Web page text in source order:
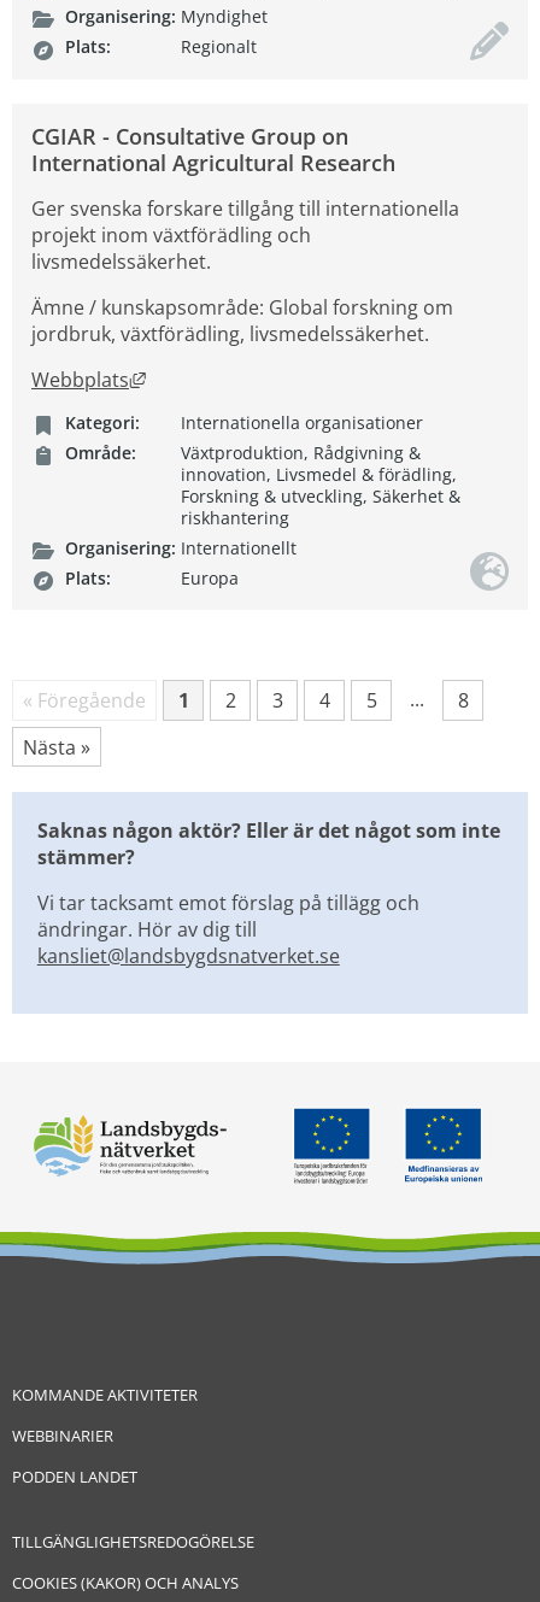
Organisering: Myndighet
Plats:
Regionalt
CGIAR - Consultative Group on
International Agricultural Research
Ger svenska forskare tillgång till internationella
projekt inom växtförädling och
livsmedelssäkerhet.
Ämne / kunskapsområde: Global forskning om
jordbruk, växtförädling, livsmedelssäkerhet.
Webbplats
Länk till annan webbplats, öppnas i nytt
Kategori:
Internationella organisationer
Område:
Växtproduktion, Rådgivning &
innovation, Livsmedel & förädling,
Forskning & utveckling, Säkerhet &
riskhantering
Organisering: Internationellt
Plats:
Europa
Fler sökträffar
« Föregående Sida
1 Sida
2 Sida
3 Sida
4 Sida
5 ... Sida
8
Nästa »
Saknas någon aktör? Eller är det något som inte
stämmer?
Vi tar tacksamt emot förslag på tillägg och
kansliet@landsbygdsnatverket.se
KOMMANDE AKTIVITETER
WEBBINARIER
PODDEN LANDET
TILLGÄNGLIGHETSREDOGÖRELSE
COOKIES (KAKOR) OCH ANALYS